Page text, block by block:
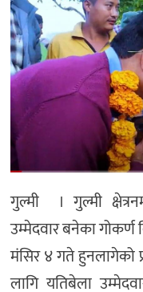
गुल्मी । गुल्मी
उम्मेदवार बनेका गोकर्ण
मंसिर ४ गते हुनलागेको
लागि यतिबेला